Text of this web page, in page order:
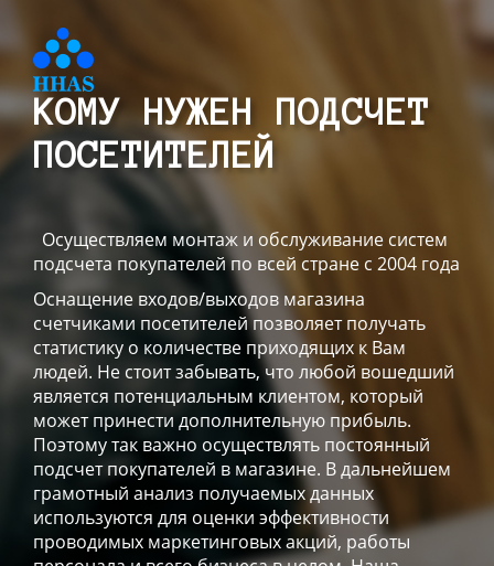
КОМУ НУЖЕН ПОДСЧЕТ
ПОСЕТИТЕЛЕЙ
Осуществляем монтаж и обслуживание систем
подсчета покупателей по всей стране с 2004 года
Оснащение входов/выходов магазина
счетчиками посетителей позволяет получать
статистику о количестве приходящих к Вам
людей. Не стоит забывать, что любой вошедший
является потенциальным клиентом, который
может принести дополнительную прибыль.
Поэтому так важно осуществлять постоянный
подсчет покупателей в магазине. В дальнейшем
грамотный анализ получаемых данных
используются для оценки эффективности
проводимых маркетинговых акций, работы